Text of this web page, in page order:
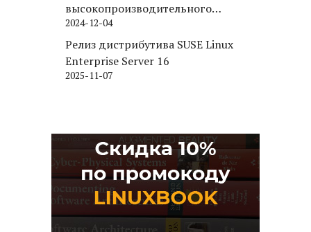
высокопроизводительного
движка хранения для PostgreSQL
2024-12-04
Релиз дистрибутива SUSE Linux
Enterprise Server 16
2025-11-07